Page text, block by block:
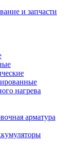
и запчасти
нагрева
арматура